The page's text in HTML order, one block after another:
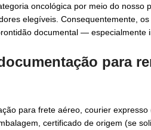
oncológica por meio do nosso
elegíveis. Consequentemente,
documental —
para
para frete aéreo, courier
certificado de origem (se